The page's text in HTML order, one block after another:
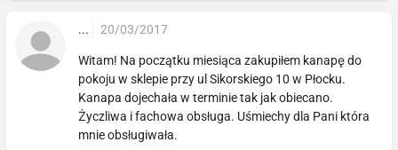
... 20/03/2017
Witam! Na początku miesiąca zakupiłem kanapę do
pokoju w sklepie przy ul Sikorskiego 10 w Płocku.
Kanapa dojechała w terminie tak jak obiecano.
Życzliwa i fachowa obsługa. Uśmiechy dla Pani która
mnie obsługiwała.